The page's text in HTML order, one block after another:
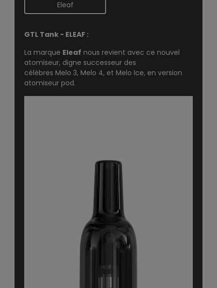
Eleaf
GTL Tank - ELEAF :
La marque Eleaf nous revient avec ce nouvel
atomiseur, digne successeur des
célèbres Melo 3, Melo 4, et Melo Ice, en version
atomiseur pod.